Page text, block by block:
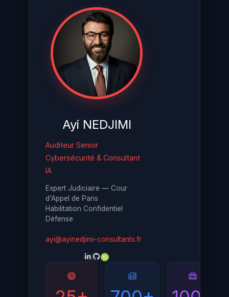
Ayi NEDJIMI
Auditeur Senior
Cybersécurité & Consultant
IA
Expert Judiciaire — Cour
d'Appel de Paris
Habilitation Confidentiel
Défense
ayi@ayinedjimi-consultants.fr